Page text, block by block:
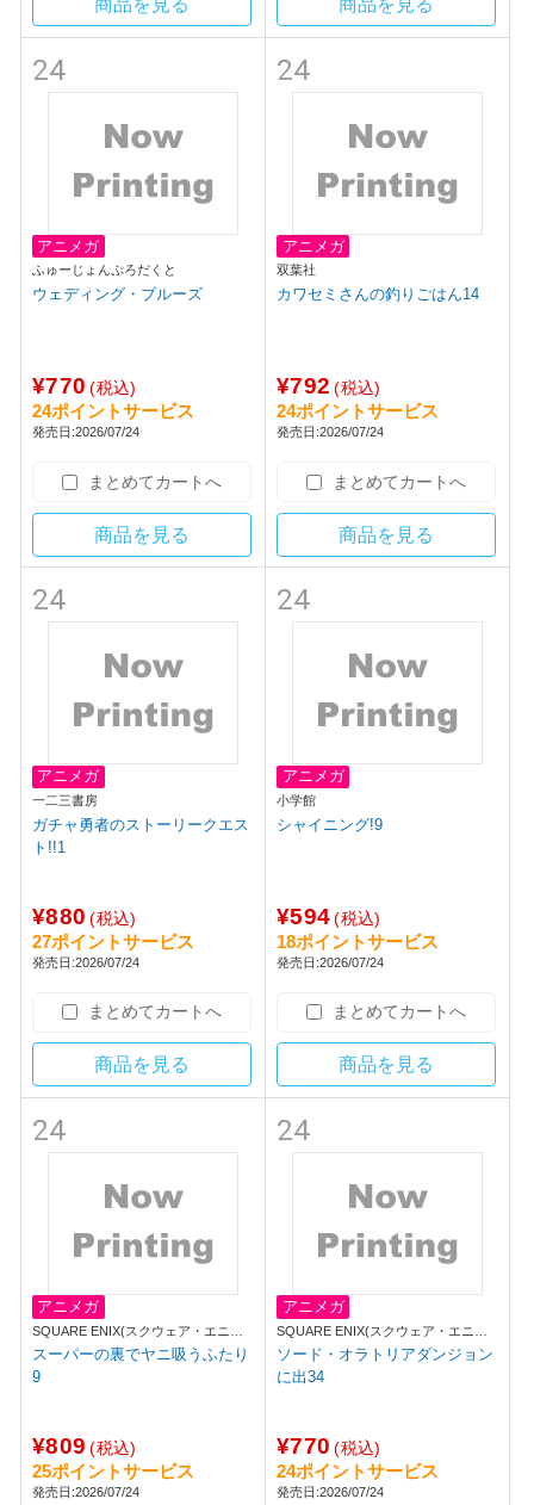
商品を見る 商品を見る
24
アニメガ
ふゅーじょんぷろだくと
ウェディング・ブルーズ
¥770 (税込)
24ポイントサービス
発売日:2026/07/24
まとめてカートへ
商品を見る
24
アニメガ
双葉社
カワセミさんの釣りごはん14
¥792 (税込)
24ポイントサービス
発売日:2026/07/24
まとめてカートへ
商品を見る
24
アニメガ
一二三書房
ガチャ勇者のストーリークエス
ト!!1
¥880 (税込)
27ポイントサービス
発売日:2026/07/24
まとめてカートへ
商品を見る
24
アニメガ
小学館
シャイニング!9
¥594 (税込)
18ポイントサービス
発売日:2026/07/24
まとめてカートへ
商品を見る
24
アニメガ
SQUARE ENIX(スクウェア・エニッ
クス)
スーパーの裏でヤニ吸うふたり
9
¥809 (税込)
25ポイントサービス
発売日:2026/07/24
24
アニメガ
SQUARE ENIX(スクウェア・エニッ
クス)
ソード・オラトリアダンジョン
に出34
¥770 (税込)
24ポイントサービス
発売日:2026/07/24